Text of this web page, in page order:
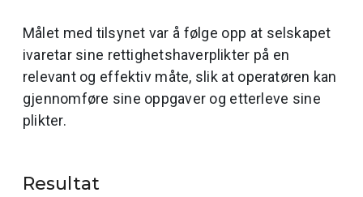
Målet med tilsynet var å følge opp at selskapet
ivaretar sine rettighetshaverplikter på en
relevant og effektiv måte, slik at operatøren kan
gjennomføre sine oppgaver og etterleve sine
plikter.
Resultat